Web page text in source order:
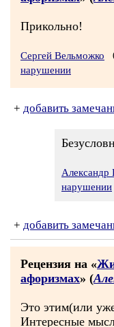
Прикольно!
Сергей Вельможко
нарушении
+ добавить
Александр
нарушении
+ добавить
Рецензия на «
афоризмах» (
Это этим(или
Интересные